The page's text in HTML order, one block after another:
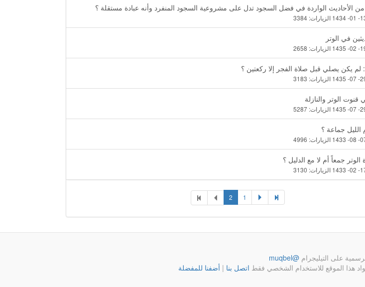
الأحاديث الواردة في فضل السجود تدل على مشروعية السجود المنفرد وأنه عبادة مستقلة ؟
13- الزيارات: 3384
في الوتر
19- الزيارات: 2658
يكن يصلي قبل صلاة الفجر إلا ركعتين ؟
29- 07- الزيارات: 3183
قنوت الوتر والنازلة
29- 07- الزيارات: 5287
الليل جماعة ؟
07- الزيارات: 4996
جمعاً أم لا مع الدليل ؟
17- الزيارات: 3130
1
2
على التيليجرام @muqbel
هذا الموقع للاستخدام الشخصي فقط اتصل بنا | أضفنا للمفضلة